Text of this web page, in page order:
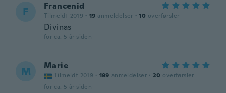
F Francenid
Tilmeldt 2019 · 19 anmeldelser · 10 overførsler
Divinas
for ca. 5 år siden
M Marie
Tilmeldt 2019 · 199 anmeldelser · 20 overførsler
for ca. 5 år siden